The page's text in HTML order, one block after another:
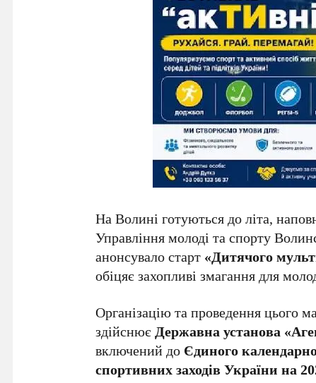
На Волині готуються до літа,
Управління молоді та спорту
анонсувало старт «Дитячого
обіцяє захопливі змагання для
Організацію та проведення цього
здійснюєДержавна установа
включений до Єдиного
спортивних заходів України на